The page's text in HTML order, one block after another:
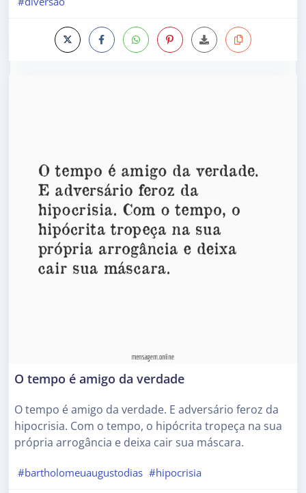
O tempo é amigo da verdade
O tempo é amigo da verdade. E adversário feroz da
hipocrisia. Com o tempo, o hipócrita tropeça na sua
própria arrogância e deixa cair sua máscara.
#bartholomeuaugustodias #hipocrisia